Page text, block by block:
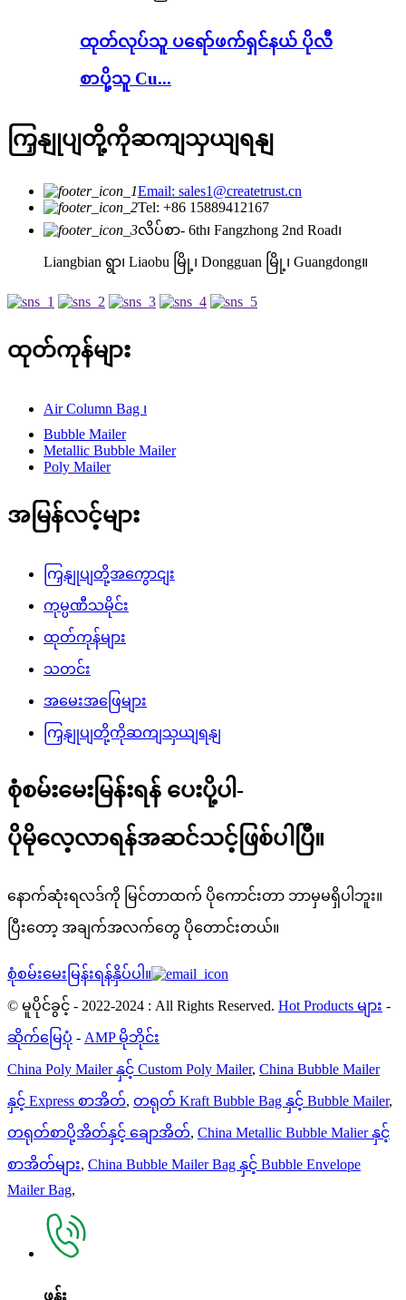
ထုတ်လုပ်သူ ပရော်ဖက်ရှင်နယ် ပိုလီ
စာပို့သူ Cu...
ကြှနျုပျတို့ကိုဆကျသှယျရနျ
Email: sales1@createtrust.cn
Tel: +86 15889412167
လိပ်စာ- 6th၊ Fangzhong 2nd Road၊
Liangbian ရွာ၊ Liaobu မြို့၊ Dongguan မြို့၊ Guangdong။
ထုတ်ကုန်များ
Air Column Bag ၊
Bubble Mailer
Metallic Bubble Mailer
Poly Mailer
အမြန်လင့်များ
ကြှနျုပျတို့အကွောငျး
ကုမ္ပဏီသမိုင်း
ထုတ်ကုန်များ
သတင်း
အမေးအဖြေများ
ကြှနျုပျတို့ကိုဆကျသှယျရနျ
စုံစမ်းမေးမြန်းရန် ပေးပို့ပါ-
ပိုမိုလေ့လာရန်အဆင်သင့်ဖြစ်ပါပြီ။
နောက်ဆုံးရလဒ်ကို မြင်တာထက် ပိုကောင်းတာ ဘာမှမရှိပါဘူး။
ပြီးတော့ အချက်အလက်တွေ ပိုတောင်းတယ်။
စုံစမ်းမေးမြန်းရန်နှိပ်ပါ။
© မူပိုင်ခွင့် - 2022-2024 : All Rights Reserved. Hot Products များ -
ဆိုက်မြေပုံ - AMP မိုဘိုင်း
China Poly Mailer နှင့် Custom Poly Mailer, China Bubble Mailer
နှင့် Express စာအိတ်, တရုတ် Kraft Bubble Bag နှင့် Bubble Mailer,
တရုတ်စာပို့အိတ်နှင့် ချောအိတ်, China Metallic Bubble Malier နှင့်
စာအိတ်များ, China Bubble Mailer Bag နှင့် Bubble Envelope
Mailer Bag,
ဖုန်း